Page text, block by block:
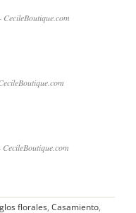
CecileBoutique.com
CecileBoutique.com
florales, Casamiento,